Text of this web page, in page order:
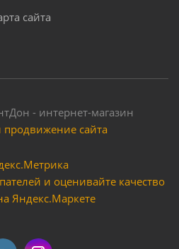
сайта
- интернет-магазин
продвижение сайта